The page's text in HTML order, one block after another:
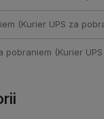
(Kurier UPS za
pobraniem (Kurier